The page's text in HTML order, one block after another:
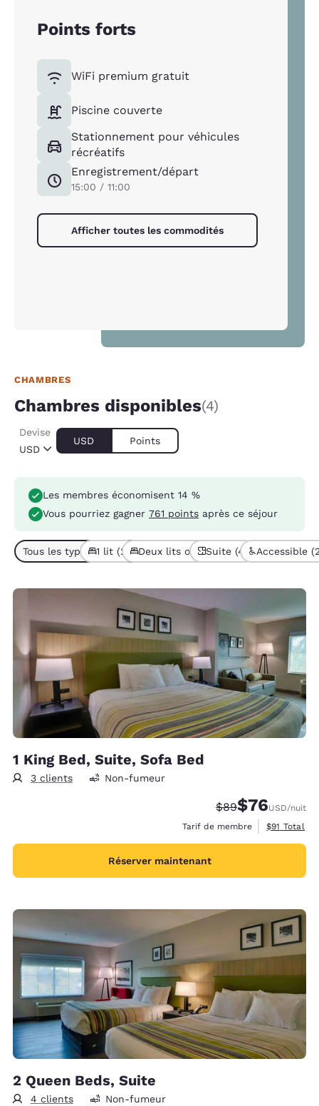
Points forts
WiFi premium gratuit
Piscine couverte
Stationnement pour véhicules
récréatifs
Enregistrement/départ
15:00 / 11:00
Afficher toutes les commodités
CHAMBRES
Chambres disponibles(4)
USD
Devise
USD Points
Les membres économisent 14 %
Vous pourriez gagner 761 points après ce séjour
Tous les types de chambres (4)
1 lit (2) Deux lits ou plus (2)
Suite (4) Accessible
1 King Bed, Suite, Sofa Bed
3 clients Non-fumeur
Tarif barré :
$89Tarif réduit :
$76USD/nuit
Tarif de membre
Afficher les
$91 Total
Réserver maintenant
2 Queen Beds, Suite
4 clients Non-fumeur